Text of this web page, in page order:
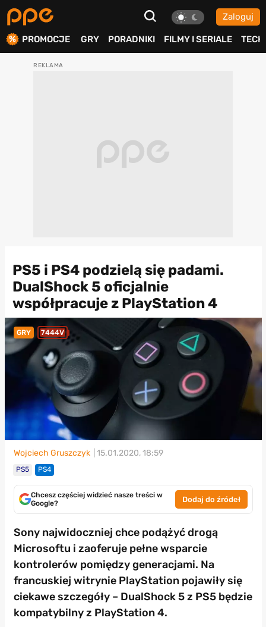
Zaloguj
PROMOCJE GRY PORADNIKI FILMY I SERIALE TECH
PS5 i PS4 podzielą się padami.
DualShock 5 oficjalnie
współpracuje z PlayStation 4
GRY 7444V
Wojciech Gruszczyk | 15.01.2020, 18:59
PS5 PS4
Chcesz częściej widzieć nasze treści w
Google?
Dodaj do źródeł
Sony najwidoczniej chce podążyć drogą
Microsoftu i zaoferuje pełne wsparcie
kontrolerów pomiędzy generacjami. Na
francuskiej witrynie PlayStation pojawiły się
ciekawe szczegóły – DualShock 5 z PS5 będzie
kompatybilny z PlayStation 4.